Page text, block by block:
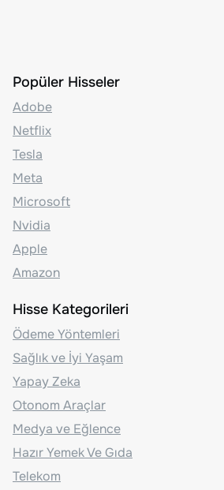
Popüler Hisseler
Adobe
Netflix
Tesla
Meta
Microsoft
Nvidia
Apple
Amazon
Hisse Kategorileri
Ödeme Yöntemleri
Sağlık ve İyi Yaşam
Yapay Zeka
Otonom Araçlar
Medya ve Eğlence
Hazır Yemek Ve Gıda
Telekom